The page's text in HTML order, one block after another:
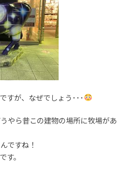
すが、なぜでしょう･･･
やら昔この建物の場所に牧場があ
ですね！
す。